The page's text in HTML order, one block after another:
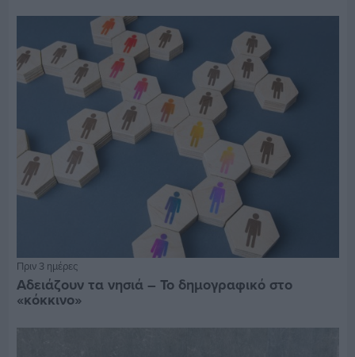
Πριν 3 ημέρες
Αδειάζουν τα νησιά – Το δημογραφικό στο
«κόκκινο»